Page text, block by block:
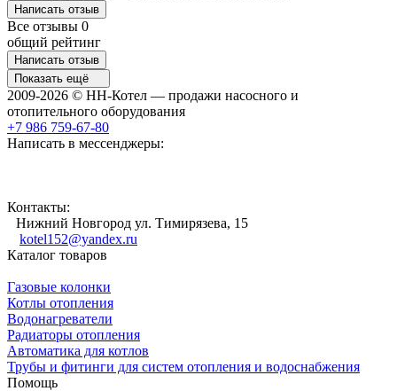
Написать отзыв
Все отзывы 0
общий рейтинг
Написать отзыв
Показать ещё
2009-2026 © НН-Котел — продажи насосного и
отопительного оборудования
+7 986 759-67-80
Написать в мессенджеры:
Контакты:
Нижний Новгород ул. Тимирязева, 15
kotel152@yandex.ru
Каталог товаров
Газовые колонки
Котлы отопления
Водонагреватели
Радиаторы отопления
Автоматика для котлов
Трубы и фитинги для систем отопления и водоснабжения
Помощь